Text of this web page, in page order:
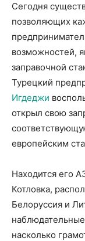
Сегодня
позволяющих
возможностей,
заправочной
Турецкий
Игдеджи
открыл свою
европейским
Находится его
Котловка,
Белоруссия и
насколько